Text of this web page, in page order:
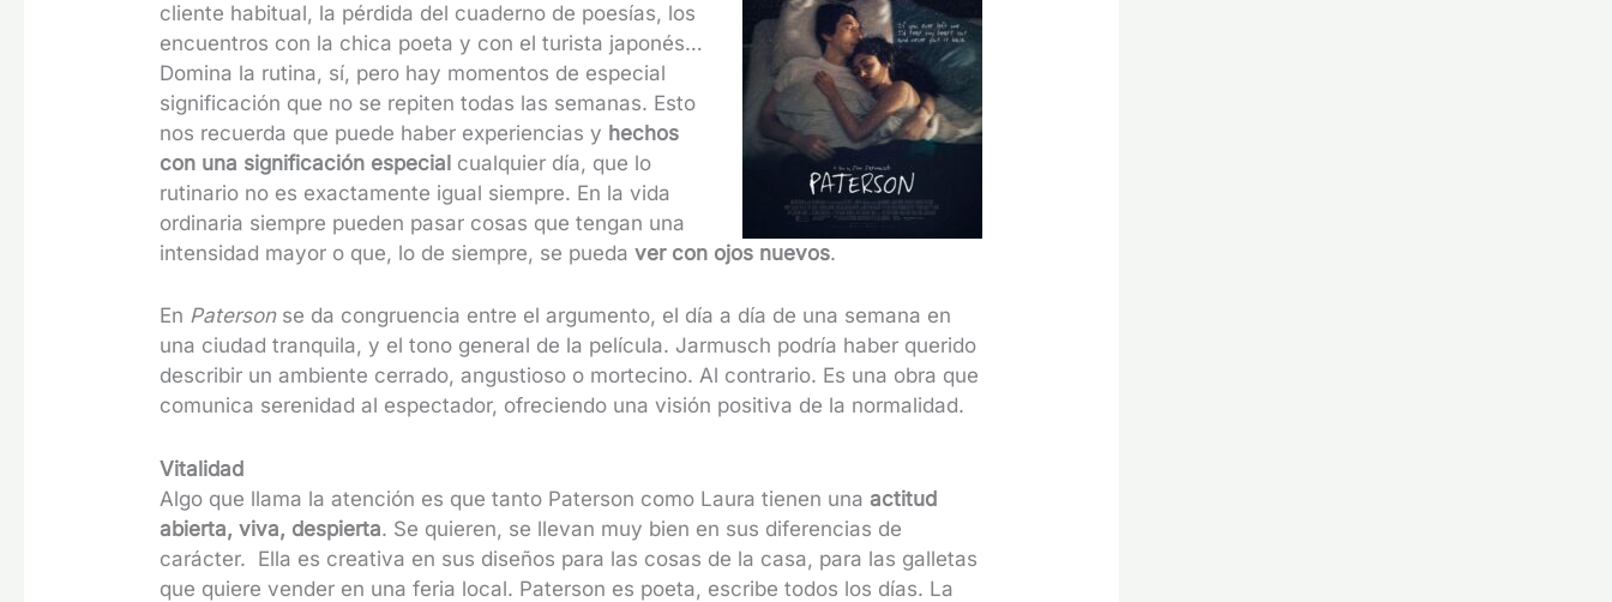
cliente habitual, la pérdida del cuaderno de poesías, los
encuentros con la chica poeta y con el turista japonés…
Domina la rutina, sí, pero hay momentos de especial
significación que no se repiten todas las semanas. Esto
nos recuerda que puede haber experiencias y hechos
con una significación especial cualquier día, que lo
rutinario no es exactamente igual siempre. En la vida
ordinaria siempre pueden pasar cosas que tengan una
intensidad mayor o que, lo de siempre, se pueda ver con ojos nuevos.
En Paterson se da congruencia entre el argumento, el día a día de una semana en
una ciudad tranquila, y el tono general de la película. Jarmusch podría haber querido
describir un ambiente cerrado, angustioso o mortecino. Al contrario. Es una obra que
comunica serenidad al espectador, ofreciendo una visión positiva de la normalidad.
Vitalidad
Algo que llama la atención es que tanto Paterson como Laura tienen unaactitud
abierta, viva, despierta. Se quieren, se llevan muy bien en sus diferencias de
carácter. Ella es creativa en sus diseños para las cosas de la casa, para las galletas
que quiere vender en una feria local. Paterson es poeta, escribe todos los días. La